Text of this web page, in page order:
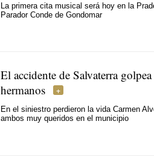
La primera cita musical será hoy en la
Parador Conde de Gondomar
El accidente de Salvaterra
hermanos
En el siniestro perdieron la vida Carmen
ambos muy queridos en el municipio